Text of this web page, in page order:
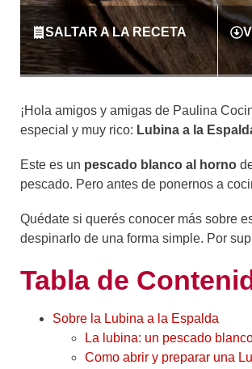
SALTAR A LA RECETA
¡Hola amigos y amigas de Paulina
especial y muy rico: Lubina a la
Este es un pescado blanco al horno
pescado. Pero antes de ponernos a
Quédate si querés conocer más sobre
despinarlo de una forma simple. Por
Tabla de
Sobre la Lubina a la Espalda
La lubina: un pescado
Como abrir y preparar una